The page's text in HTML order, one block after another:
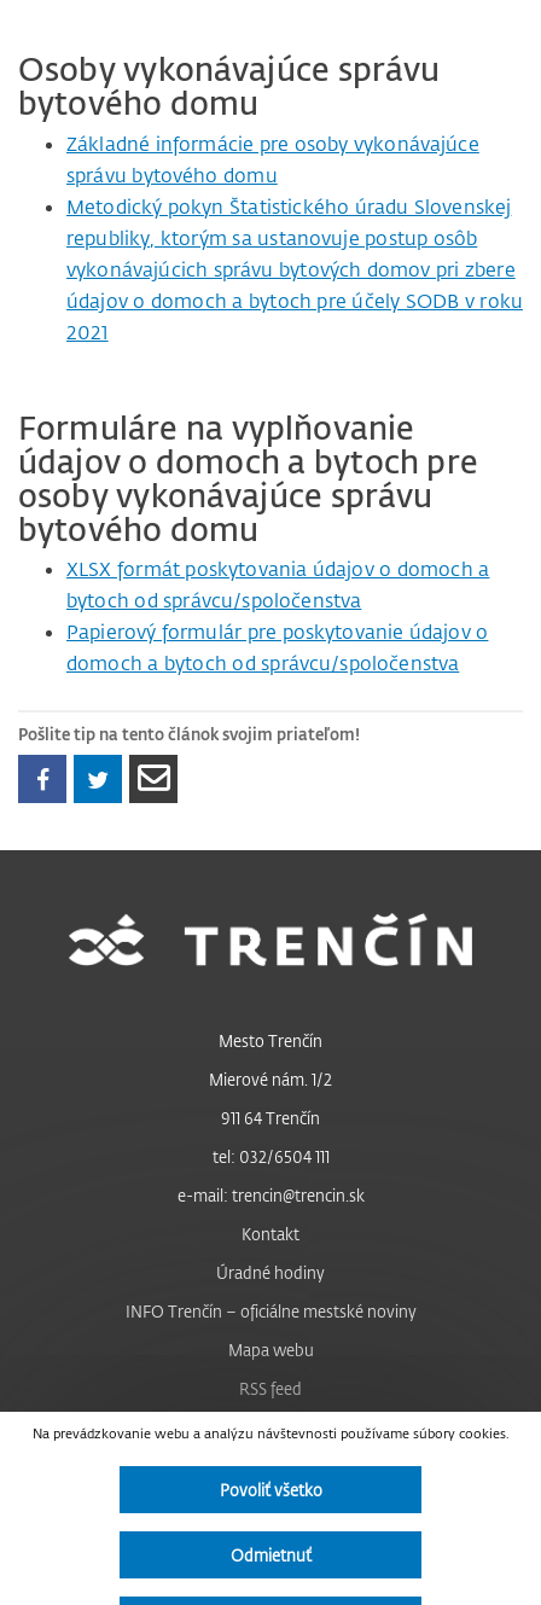
Osoby vykonávajúce správu
bytového domu
Základné informácie pre osoby vykonávajúce
správu bytového domu
Metodický pokyn Štatistického úradu Slovenskej
republiky, ktorým sa ustanovuje postup osôb
vykonávajúcich správu bytových domov pri zbere
údajov o domoch a bytoch pre účely SODB v roku
2021
Formuláre na vyplňovanie
údajov o domoch a bytoch pre
osoby vykonávajúce správu
bytového domu
XLSX formát poskytovania údajov o domoch a
bytoch od správcu/spoločenstva
Papierový formulár pre poskytovanie údajov o
domoch a bytoch od správcu/spoločenstva
Pošlite tip na tento článok svojim priateľom!
Na prevádzkovanie webu a analýzu návštevnosti používame súbory cookies.
Povoliť všetko
Odmietnuť
Mesto Trenčín
Mierové nám. 1/2
911 64 Trenčín
tel: 032/6504 111
e-mail: trencin@trencin.sk
Kontakt
Úradné hodiny
INFO Trenčín – oficiálne mestské noviny
Mapa webu
RSS feed
Nastavenie cookies
Facebook
Instagram
Vyhlásenie o prístupnosti